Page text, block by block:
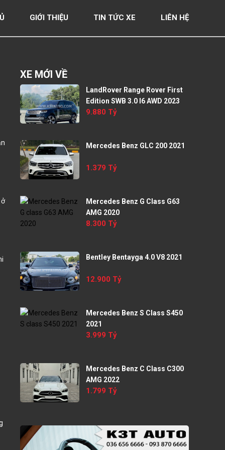
GIỚI THIỆU TIN TỨC XE LIÊN HỆ
XE MỚI VỀ
LandRover Range Rover First
Edition SWB 3.0 I6 AWD 2023
9.880 Tỷ
Mercedes Benz GLC 200 2021
1.379 Tỷ
Mercedes Benz G Class G63
AMG 2020
8.300 Tỷ
Bentley Bentayga 4.0 V8 2021
12.900 Tỷ
Mercedes Benz S Class S450
2021
3.999 Tỷ
Mercedes Benz C Class C300
AMG 2022
1.799 Tỷ